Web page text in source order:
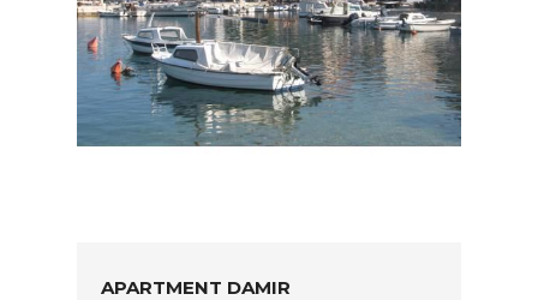
APARTMENT DAMIR